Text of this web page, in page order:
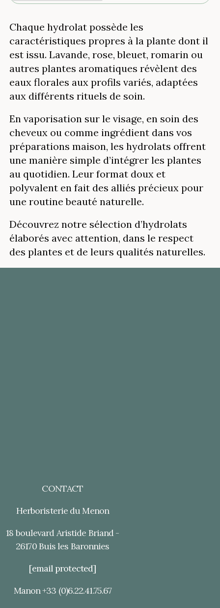
Chaque hydrolat possède les
caractéristiques propres à la plante dont il
est issu. Lavande, rose, bleuet, romarin ou
autres plantes aromatiques révèlent des
eaux florales aux profils variés, adaptées
aux différents rituels de soin.
En vaporisation sur le visage, en soin des
cheveux ou comme ingrédient dans vos
préparations maison, les hydrolats offrent
une manière simple d’intégrer les plantes
au quotidien. Leur format doux et
polyvalent en fait des alliés précieux pour
une routine beauté naturelle.
Découvrez notre sélection d’hydrolats
élaborés avec attention, dans le respect
des plantes et de leurs qualités naturelles.
CONTACT
Herboristerie du Menon
18 boulevard Aristide Briand -
26170 Buis les Baronnies
[email protected]
Manon +33 (0)6.22.41.75.67